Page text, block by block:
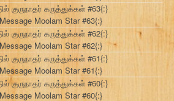
குருநாதர் கருத்துக்கள் #63{:}
Moolam Star #63{:}
குருநாதர் கருத்துக்கள் #62{:}
Moolam Star #62{:}
குருநாதர் கருத்துக்கள் #61{:}
Moolam Star #61{:}
குருநாதர் கருத்துக்கள் #60{:}
Moolam Star #60{:}